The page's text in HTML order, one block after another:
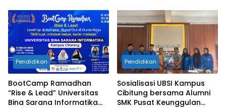
Selatan
Pendidikan
BootCamp Ramadhan
“Rise & Lead” Universitas
Bina Sarana Informatika
Pendidikan
Sosialisasi UBSI Kampus
Cibitung bersama Alumni
SMK Pusat Keunggulan